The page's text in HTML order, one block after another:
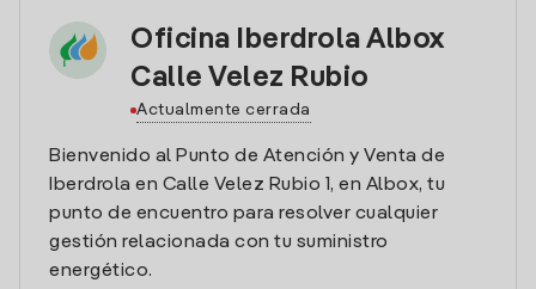
Oficina Iberdrola Albox
Calle Velez Rubio
Actualmente cerrada
Bienvenido al Punto de Atención y Venta de
Iberdrola en Calle Velez Rubio 1, en Albox, tu
punto de encuentro para resolver cualquier
gestión relacionada con tu suministro
energético.